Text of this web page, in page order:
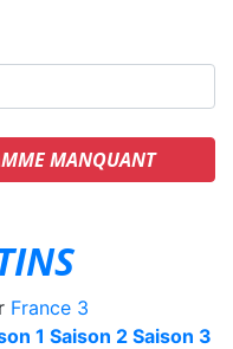
MANQUANT
France 3
1 Saison 2 Saison 3